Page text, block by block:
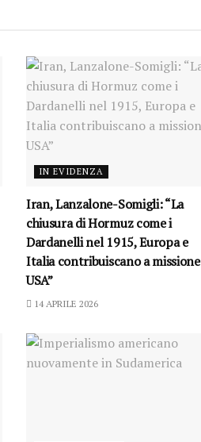
IN EVIDENZA
Iran, Lanzalone-Somigli: “La
chiusura di Hormuz come i
Dardanelli nel 1915, Europa e
Italia contribuiscano a missione
USA”
14 APRILE 2026